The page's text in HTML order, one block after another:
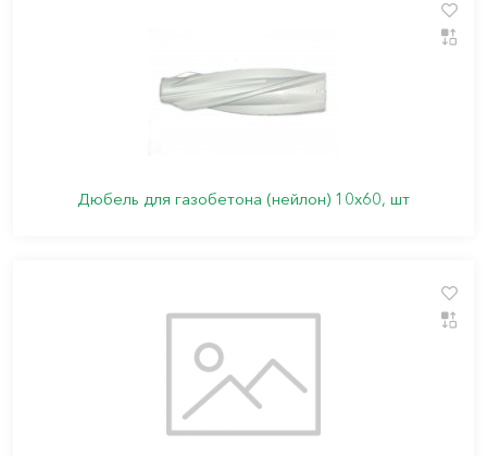
Дюбель для газобетона (нейлон) 10х60, шт